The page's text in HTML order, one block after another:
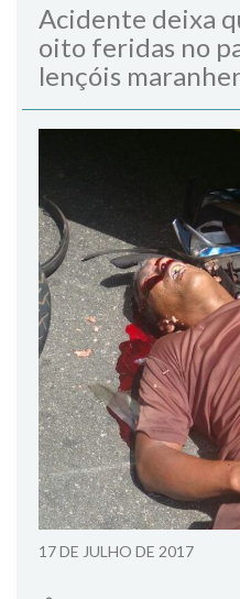
Acidente deixa
oito feridas no
lençóis
17 DE JULHO DE 2017